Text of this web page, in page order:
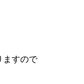
ますので